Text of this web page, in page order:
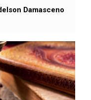
Damasceno